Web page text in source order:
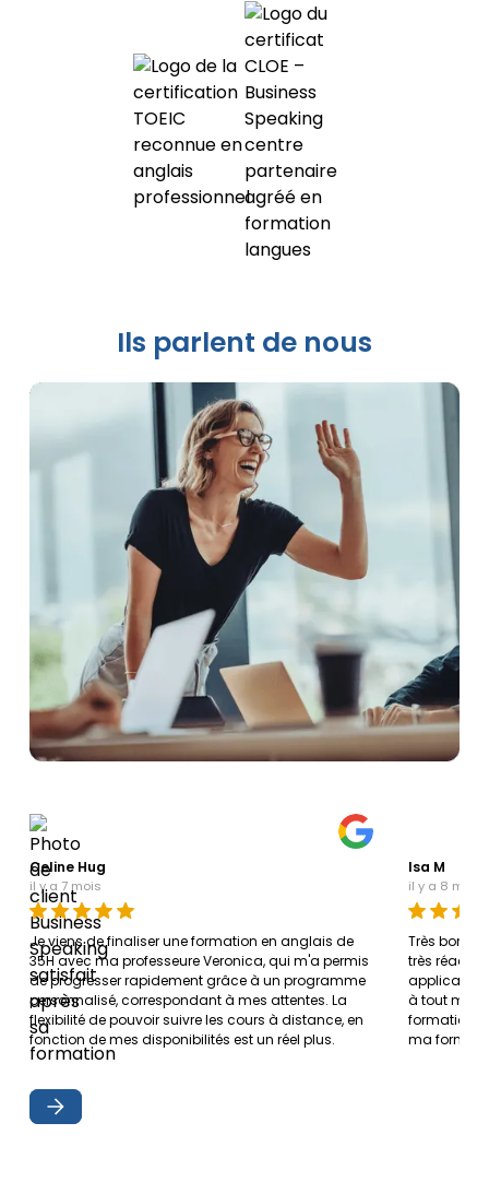
Ils parlent de nous
Celine Hug
il y a 7 mois
Je viens de finaliser une formation en anglais de
35H avec ma professeure Veronica, qui m'a permis
de progresser rapidement grâce à un programme
personnalisé, correspondant à mes attentes. La
flexibilité de pouvoir suivre les cours à distance, en
fonction de mes disponibilités est un réel plus.
Isa M
il y a 8 mois
Très
très
application
à tout
formation
ma